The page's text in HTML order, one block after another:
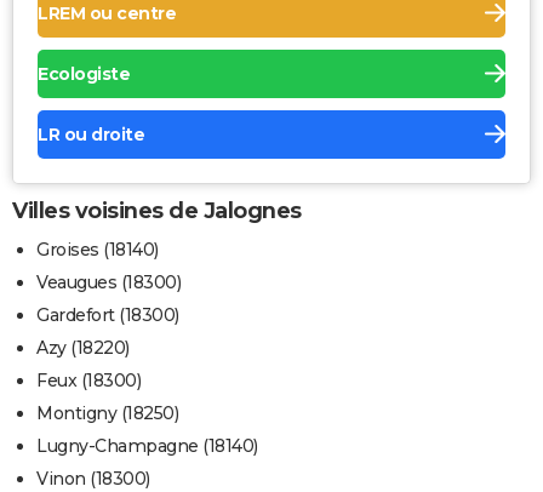
LREM ou centre
Ecologiste
LR ou droite
Villes voisines de Jalognes
Groises (18140)
Veaugues (18300)
Gardefort (18300)
Azy (18220)
Feux (18300)
Montigny (18250)
Lugny-Champagne (18140)
Vinon (18300)